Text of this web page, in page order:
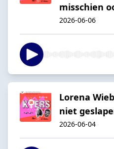
misschien
2026-06-06
Lorena
niet
2026-06-04